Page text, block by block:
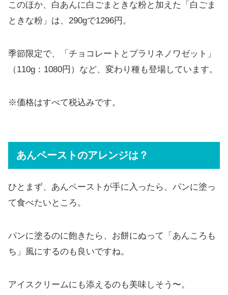
このほか、白あんに白ごまときな粉と加えた「白ごま
ときな粉」は、290gで1296円。
季節限定で、「チョコレートとプラリネノワゼット」
（110g：1080円）など、変わり種も登場しています。
※価格はすべて税込みです。
あんペーストのアレンジは？
ひとまず、あんペーストが手に入ったら、パンに塗っ
て食べたいところ。
パンに塗るのに飽きたら、お餅にぬって「あんころも
ち」風にするのも良いですね。
アイスクリームにも添えるのも美味しそう〜。